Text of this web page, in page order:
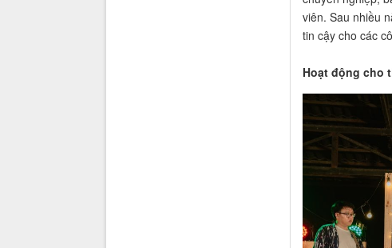
viên. Sau nhiều
tin cậy cho các
Hoạt động cho